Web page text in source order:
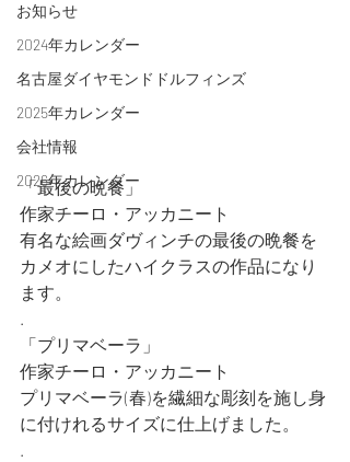
お知らせ
2024年カレンダー
名古屋ダイヤモンドドルフィンズ
2025年カレンダー
会社情報
2026年カレンダー
「最後の晩餐」
作家チーロ・アッカニート
有名な絵画ダヴィンチの最後の晩餐を
カメオにしたハイクラスの作品になり
ます。
.
「プリマベーラ」
作家チーロ・アッカニート
プリマベーラ(春)を繊細な彫刻を施し身
に付けれるサイズに仕上げました。
.